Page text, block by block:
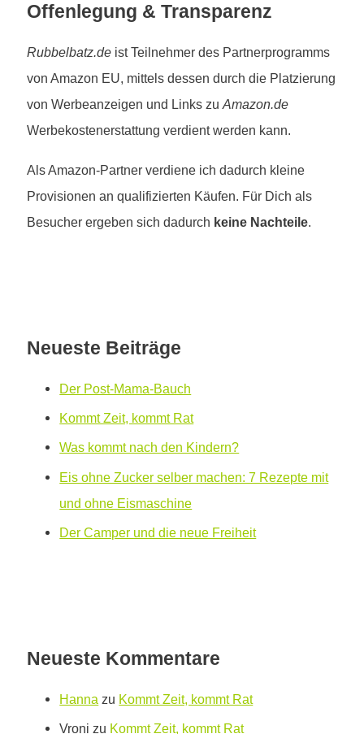
Offenlegung & Transparenz
Rubbelbatz.de ist Teilnehmer des Partnerprogramms
von Amazon EU, mittels dessen durch die Platzierung
von Werbeanzeigen und Links zuAmazon.de
Werbekostenerstattung verdient werden kann.
Als Amazon-Partner verdiene ich dadurch kleine
Provisionen an qualifizierten Käufen. Für Dich als
Besucher ergeben sich dadurch keine Nachteile.
Neueste Beiträge
Der Post-Mama-Bauch
Kommt Zeit, kommt Rat
Was kommt nach den Kindern?
Eis ohne Zucker selber machen: 7 Rezepte mit
und ohne Eismaschine
Der Camper und die neue Freiheit
Neueste Kommentare
Hanna zu Kommt Zeit, kommt Rat
Vroni zu Kommt Zeit, kommt Rat